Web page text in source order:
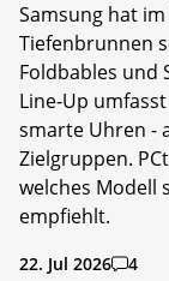
Samsung hat
Tiefenbrunnen
Foldbables und
Line-Up
smarte Uhren -
Zielgruppen.
welches Modell
empfiehlt.
22. Jul 2026 4